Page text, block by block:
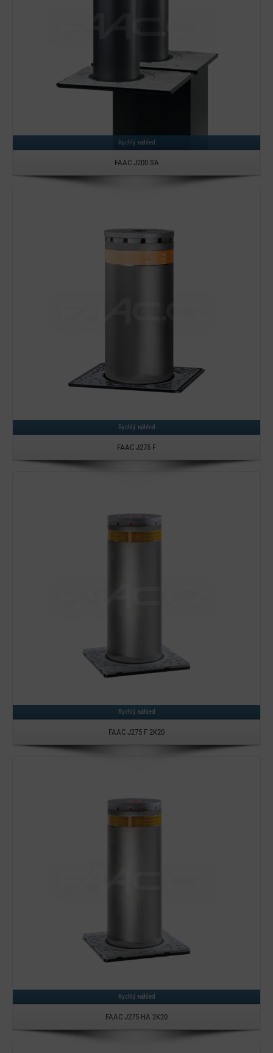
Rychlý náhled
FAAC J200 SA
Rychlý náhled
FAAC J275 F
Detail
Rychlý náhled
FAAC J275 F 2K20
Detail
Rychlý náhled
FAAC J275 HA 2K20